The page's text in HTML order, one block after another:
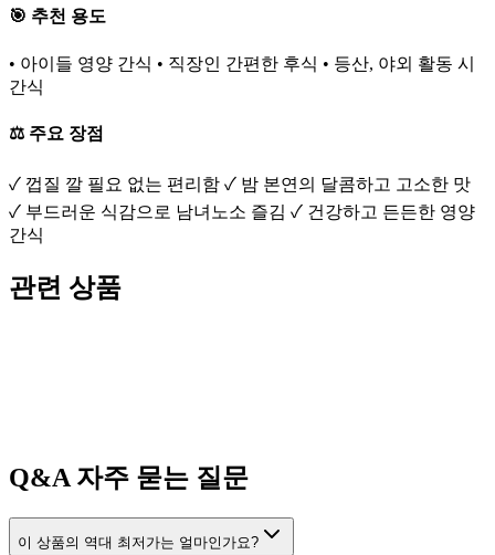
🎯 추천 용도
• 아이들 영양 간식 • 직장인 간편한 후식 • 등산, 야외 활동 시
간식
⚖️ 주요 장점
✓ 껍질 깔 필요 없는 편리함 ✓ 밤 본연의 달콤하고 고소한 맛
✓ 부드러운 식감으로 남녀노소 즐김 ✓ 건강하고 든든한 영양
간식
관련 상품
Q&A 자주 묻는 질문
이 상품의 역대 최저가는 얼마인가요?